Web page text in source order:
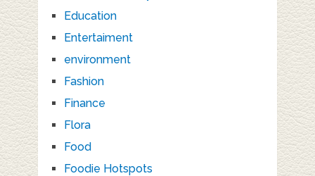
Education
Entertaiment
environment
Fashion
Finance
Flora
Food
Foodie Hotspots